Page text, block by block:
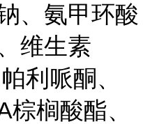
、氨甲环酸
维生素
利哌酮、
榈酸酯、